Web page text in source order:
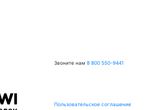
Звоните нам 8 800 550-9441
Пользовательское соглашение